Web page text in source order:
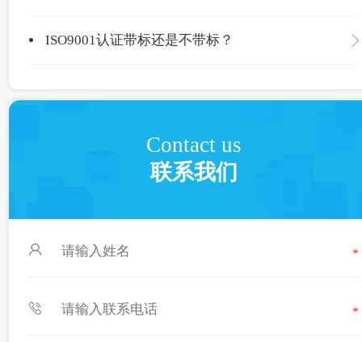
ISO9001认证带标还是不带标？
Contact us
联系我们
*
*